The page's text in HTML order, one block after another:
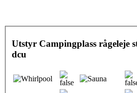
Utstyr Campingplass rågeleje
dcu